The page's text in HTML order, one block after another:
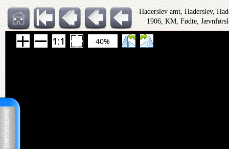
Kontrolpanel
Haderslev amt, Haderslev,
1906, KM, Fødte,
40%